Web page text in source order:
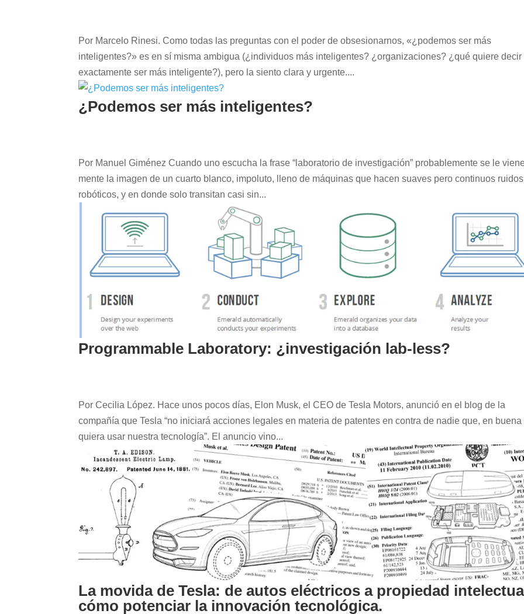
¿Podemos ser más inteligentes?
Por Marcelo Rinesi. Como todas las preguntas con el poder de obsesionarnos, «¿podemos ser más
inteligentes?» es en sí misma ambigua (¿individuos más inteligentes? ¿organizaciones? ¿qué quiere decir
exactamente ser más inteligente?), pero la siento clara y urgente....
Programmable Laboratory: ¿investigación lab-less?
Por Manuel Giménez Cuando uno escucha la frase “laboratorio de investigación” probablemente se le
mente la imagen de un cuarto blanco, impoluto, lleno de máquinas que hacen suaves pero continuos ruidos
robóticos, y en donde solo transitan casi sin...
La movida de Tesla: de autos eléctricos a propiedad
cómo potenciar la innovación tecnológica.
Por Cecilia López. Hace unos pocos días, Elon Musk, el CEO de Tesla Motors, anunció en el blog de la
compañía que Tesla “no iniciará acciones legales en materia de patentes en contra de nadie que, en buena
quiera usar nuestra tecnología”. El anuncio vino...